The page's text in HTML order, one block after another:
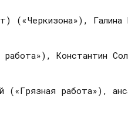
(«Черкизона»), Галина
Константин
(«Грязная работа»),